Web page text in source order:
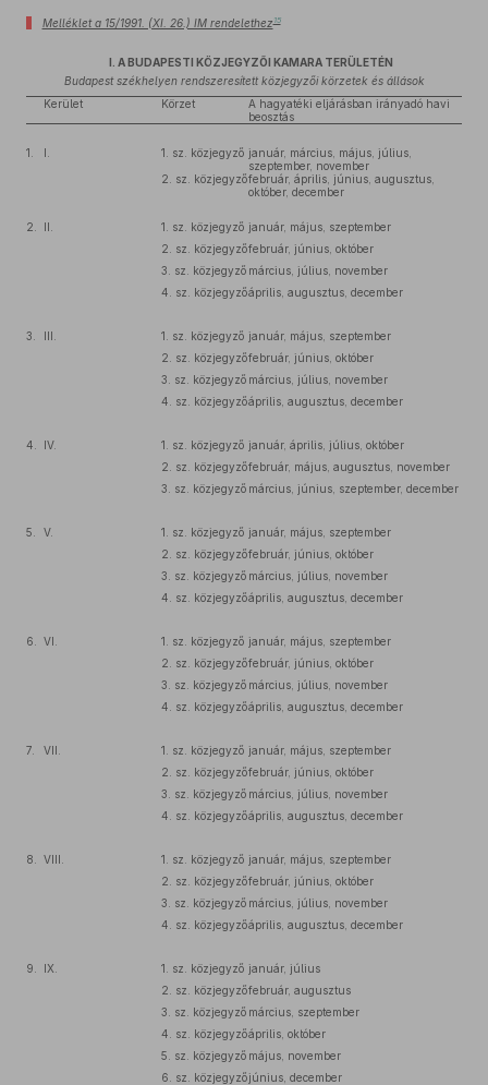
Melléklet a 15/1991. (XI. 26.) IM rendelethez15
I. A BUDAPESTI KÖZJEGYZŐI KAMARA TERÜLETÉN
Budapest székhelyen rendszeresített közjegyzői körzetek és állások
Kerület
Körzet
A hagyatéki eljárásban irányadó havi
beosztás
1. I. 1. sz. közjegyző január, március, május, július,
szeptember, november
2. sz. közjegyzőfebruár, április, június, augusztus,
október, december
2. II. 1. sz. közjegyző január, május, szeptember
2. sz. közjegyzőfebruár, június, október
3. sz. közjegyző március, július, november
4. sz. közjegyzőáprilis, augusztus, december
3. III. 1. sz. közjegyző január, május, szeptember
2. sz. közjegyzőfebruár, június, október
3. sz. közjegyző március, július, november
4. sz. közjegyzőáprilis, augusztus, december
4. IV. 1. sz. közjegyző január, április, július, október
2. sz. közjegyzőfebruár, május, augusztus, november
3. sz. közjegyző március, június, szeptember, december
5. V. 1. sz. közjegyző január, május, szeptember
2. sz. közjegyzőfebruár, június, október
3. sz. közjegyző március, július, november
4. sz. közjegyzőáprilis, augusztus, december
6. VI. 1. sz. közjegyző január, május, szeptember
2. sz. közjegyzőfebruár, június, október
3. sz. közjegyző március, július, november
4. sz. közjegyzőáprilis, augusztus, december
7. VII. 1. sz. közjegyző január, május, szeptember
2. sz. közjegyzőfebruár, június, október
3. sz. közjegyző március, július, november
4. sz. közjegyzőáprilis, augusztus, december
8. VIII. 1. sz. közjegyző január, május, szeptember
2. sz. közjegyzőfebruár, június, október
3. sz. közjegyző március, július, november
4. sz. közjegyzőáprilis, augusztus, december
9. IX. 1. sz. közjegyző január, július
2. sz. közjegyzőfebruár, augusztus
3. sz. közjegyző március, szeptember
4. sz. közjegyzőáprilis, október
5. sz. közjegyző május, november
6. sz. közjegyzőjúnius, december